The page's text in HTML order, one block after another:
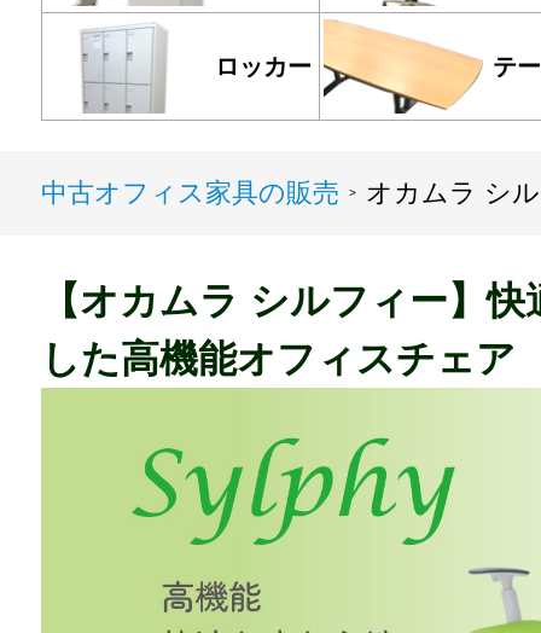
ロッカー テ
中古オフィス家具の販売 > オカムラ シ
【オカムラ シルフィー】
した高機能オフィスチェア